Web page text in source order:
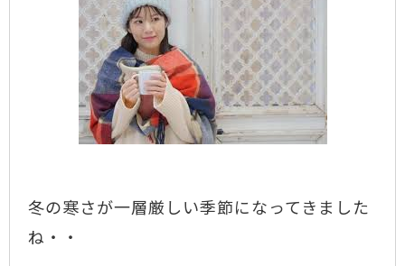
冬の寒さが一層厳しい季節になってきました
ね・・